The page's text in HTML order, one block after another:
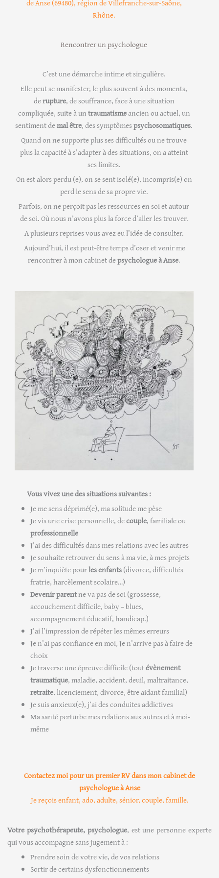
de Anse (69480), région de Villefranche-sur-Saône,
Rhône.
Rencontrer un psychologue
C’est une démarche intime et singulière.
Elle peut se manifester, le plus souvent à des moments,
derupture, de souffrance, face à une situation
compliquée, suite à untraumatismeancien ou actuel, un
sentiment demal être, des symptômespsychosomatiques.
Quand on ne supporte plus ses difficultés ou ne trouve
plus la capacité à s’adapter à des situations, on a atteint
ses limites.
On est alors perdu (e), on se sent isolé(e), incompris(e) on
perd le sens de sa propre vie.
Parfois, on ne perçoit pas les ressources en soi et autour
de soi. Où nous n’avons plus la force d’aller les trouver.
A plusieurs reprises vous avez eu l’idée de consulter.
Aujourd’hui, il est peut-être temps d’oser et venir me
rencontrer à mon cabinet depsychologue à Anse.
Vous vivez une des situations suivantes :
Je me sens déprimé(e), ma solitude me pèse
Je vis une crise personnelle, decouple, familiale ou
professionnelle
J’ai des difficultés dans mes relations avec les autres
Je souhaite retrouver du sens à ma vie, à mes projets
Je m’inquiète pourles enfants(divorce, difficultés
fratrie, harcèlement scolaire…)
Devenir parentne va pas de soi (grossesse,
accouchement difficile, baby – blues,
accompagnement éducatif, handicap.)
J’ai l’impression de répéter les mêmes erreurs
Je n’ai pas confiance en moi, Je n’arrive pas à faire de
choix
Je traverse une épreuve difficile (toutévènement
traumatique, maladie, accident, deuil, maltraitance,
retraite, licenciement, divorce, être aidant familial)
Je suis anxieux(e), j’ai des conduites addictives
Ma santé perturbe mes relations aux autres et à moi-
même
Contactez moi pour un premier RV dans mon cabinet de
psychologue à Anse
Je reçois enfant, ado, adulte, sénior, couple, famille.
Votre psychothérapeute, psychologue, est une personne experte
qui vous accompagne sans jugement à :
Prendre soin de votre vie, de vos relations
Sortir de certains dysfonctionnements